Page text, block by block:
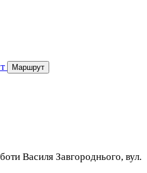
Маршрут
Василя Завгороднього, вул.